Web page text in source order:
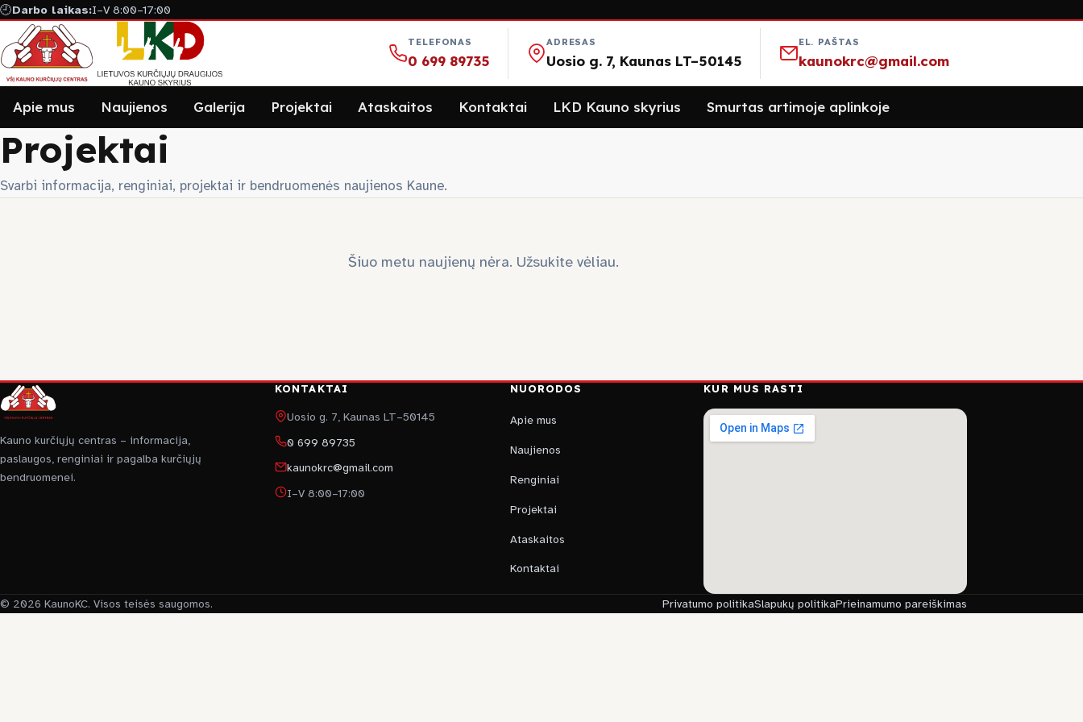
🕘Darbo laikas:I–V 8:00–17:00
TELEFONAS
0 699 89735
ADRESAS
Uosio g. 7, Kaunas LT–50145
EL. PAŠTAS
kaunokrc@gmail.com
Apie mus Naujienos Galerija Projektai Ataskaitos Kontaktai LKD Kauno skyrius Smurtas artimoje aplinkoje
Projektai
Svarbi informacija, renginiai, projektai ir bendruomenės naujienos Kaune.
Šiuo metu naujienų nėra. Užsukite vėliau.
Kauno kurčiųjų centras – informacija,
paslaugos, renginiai ir pagalba kurčiųjų
bendruomenei.
KONTAKTAI
Uosio g. 7, Kaunas LT–50145
0 699 89735
kaunokrc@gmail.com
I–V 8:00–17:00
NUORODOS
Apie mus
Naujienos
Renginiai
Projektai
Ataskaitos
Kontaktai
KUR MUS RASTI
© 2026 KaunoKC. Visos teisės saugomos. Privatumo politikaSlapukų politikaPrieinamumo pareiškimas